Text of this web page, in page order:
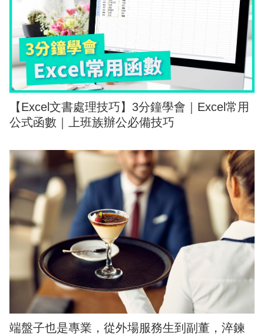
【Excel文書處理技巧】3分鐘學會｜Excel常用
公式函數｜上班族辦公必備技巧
端盤子也是專業，從外場服務生到副董，淬鍊